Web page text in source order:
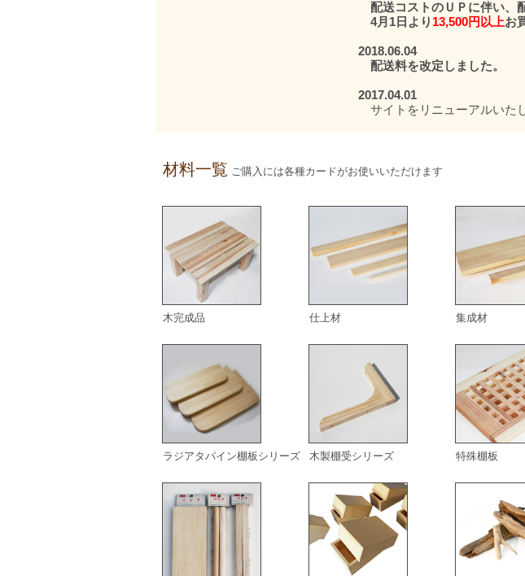
配送コストのＵＰに伴い、
4月1日より 13,500円以上お
2018.06.04
配送料を改定しました。
2017.04.01
サイトをリニューアルいた
材料一覧 ご購入には各種カードがお使いいただけます
木完成品 仕上材 集成材
ラジアタパイン棚板シリーズ 木製棚受シリーズ 特殊棚板